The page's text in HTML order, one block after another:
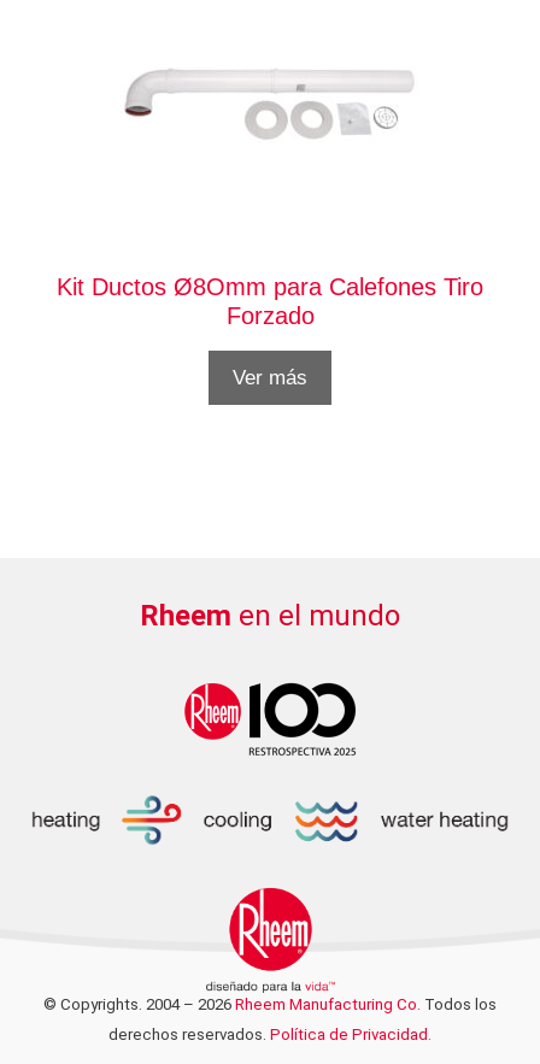
Kit Ductos Ø8Omm para Calefones Tiro
Forzado
Ver más
Rheem en el mundo
© Copyrights. 2004 – 2026 Rheem Manufacturing Co. Todos los
derechos reservados. Política de Privacidad.